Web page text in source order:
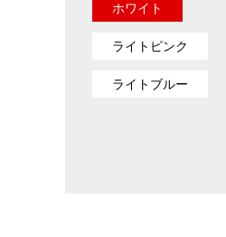
ホワイト
ライトピンク
ライトブルー